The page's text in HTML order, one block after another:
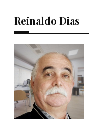
Reinaldo Dias